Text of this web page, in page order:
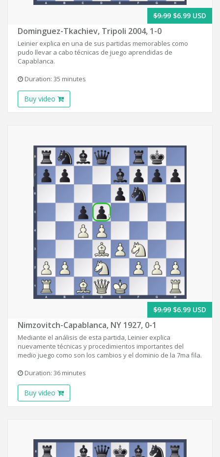
$9.99 $6.99 USD
Dominguez-Tkachiev, Tripoli 2004, 1-0
Leinier explica en una de sus partidas memorables como
pudo llevar a cabo técnicas de juego aprendidas de
Capablanca.
Duration: 35 minutes
Buy video
$9.99 $6.99 USD
Nimzovitch-Capablanca, NY 1927, 0-1
Mediante el análisis de esta partida, Leinier explica
nuevamente técnicas y procedimientos importantes del
medio juego como son los cambios y el dominio de la 7ma fila.
Duration: 36 minutes
Buy video